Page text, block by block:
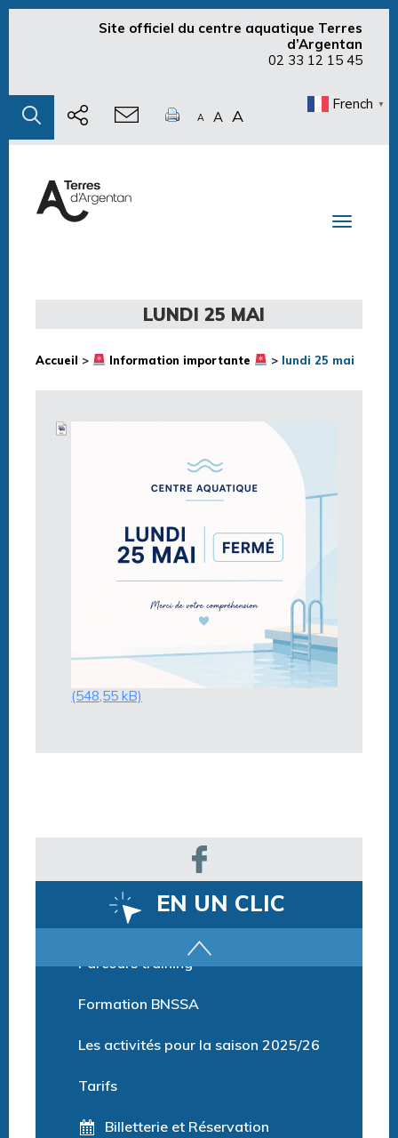
Site officiel du centre aquatique Terres
d’Argentan
02 33 12 15 45
A A A
French ▼
Toggle
LUNDI 25 MAI
Accueil > Information importante > lundi 25 mai
EN UN CLIC